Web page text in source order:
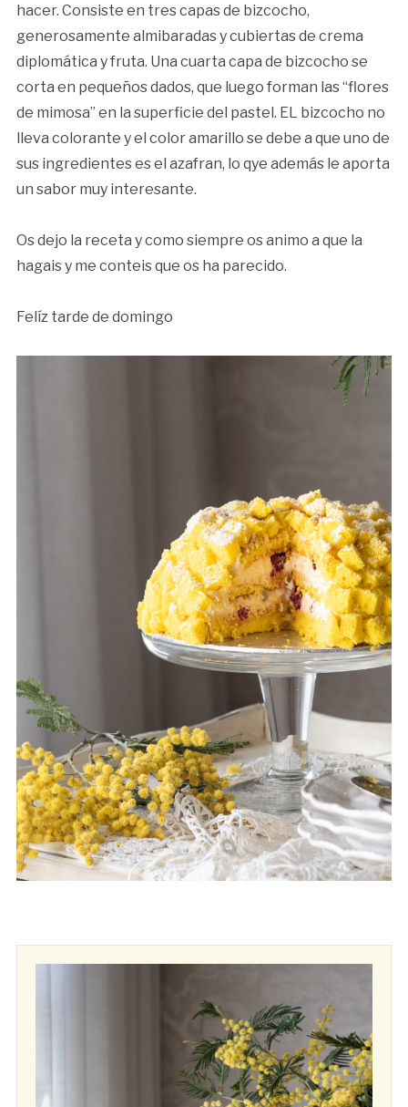
hacer. Consiste en tres capas de bizcocho,
generosamente almibaradas y cubiertas de crema
diplomática y fruta. Una cuarta capa de bizcocho se
corta en pequeños dados, que luego forman las “flores
de mimosa” en la superficie del pastel. EL bizcocho no
lleva colorante y el color amarillo se debe a que uno de
sus ingredientes es el azafran, lo qye además le aporta
un sabor muy interesante.
Os dejo la receta y como siempre os animo a que la
hagais y me conteis que os ha parecido.
Felíz tarde de domingo